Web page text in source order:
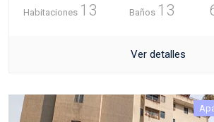
Habitaciones 13 Baños 13
Ver detalles